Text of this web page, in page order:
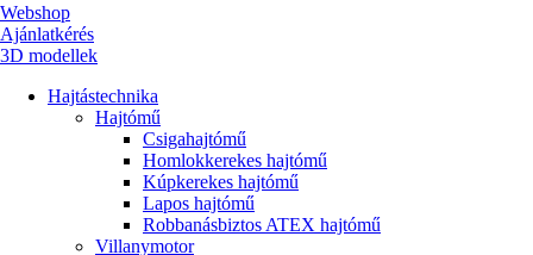
Webshop
Ajánlatkérés
3D modellek
Hajtástechnika
Hajtómű
Csigahajtómű
Homlokkerekes hajtómű
Kúpkerekes hajtómű
Lapos hajtómű
Robbanásbiztos ATEX hajtómű
Villanymotor